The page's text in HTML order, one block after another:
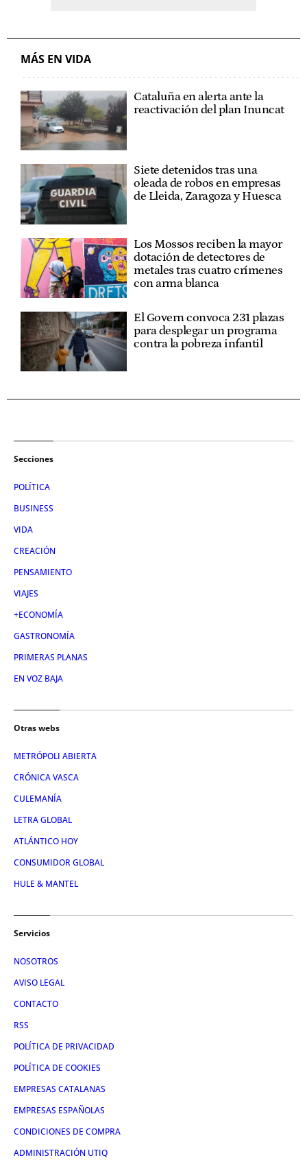
MÁS EN VIDA
Cataluña en alerta ante la
reactivación del plan Inuncat
Siete detenidos tras una
oleada de robos en empresas
de Lleida, Zaragoza y Huesca
Los Mossos reciben la mayor
dotación de detectores de
metales tras cuatro crímenes
con arma blanca
El Govern convoca 231 plazas
para desplegar un programa
contra la pobreza infantil
Secciones
POLÍTICA
BUSINESS
VIDA
CREACIÓN
PENSAMIENTO
VIAJES
+ECONOMÍA
GASTRONOMÍA
PRIMERAS PLANAS
EN VOZ BAJA
Otras webs
METRÓPOLI ABIERTA
CRÓNICA VASCA
CULEMANÍA
LETRA GLOBAL
ATLÁNTICO HOY
CONSUMIDOR GLOBAL
HULE & MANTEL
Servicios
NOSOTROS
AVISO LEGAL
CONTACTO
RSS
POLÍTICA DE PRIVACIDAD
POLÍTICA DE COOKIES
EMPRESAS CATALANAS
EMPRESAS ESPAÑOLAS
CONDICIONES DE COMPRA
ADMINISTRACIÓN UTIQ